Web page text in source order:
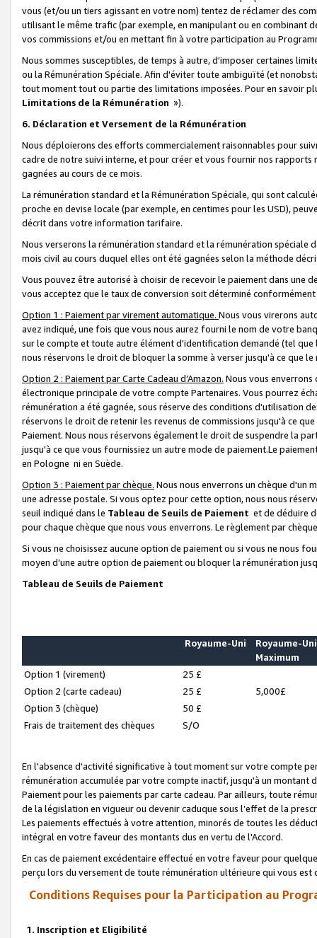
vous (et/ou un tiers agissant en votre nom) tentez de réclamer des
utilisant le même trafic (par exemple, en manipulant ou en combinant
vos commissions et/ou en mettant fin à votre participation au
Nous sommes susceptibles, de temps à autre, d'imposer certaines
ou la Rémunération Spéciale. Afin d'éviter toute ambiguïté (et
tout moment tout ou partie des limitations imposées. Pour en savoir
Limitations de la Rémunération »).
6. Déclaration et Versement de la Rémunération
Nous déploierons des efforts commercialement raisonnables pour
cadre de notre suivi interne, et pour créer et vous fournir nos
gagnées au cours de ce mois.
La rémunération standard et la Rémunération Spéciale, qui sont
proche en devise locale (par exemple, en centimes pour les USD),
décrit dans votre information tarifaire.
Nous verserons la rémunération standard et la rémunération spéciale
mois civil au cours duquel elles ont été gagnées selon la méthode
Vous pouvez être autorisé à choisir de recevoir le paiement dans une
vous acceptez que le taux de conversion soit déterminé
Option 1 : Paiement par virement automatique. Nous vous virerons
avez indiqué, une fois que vous nous aurez fourni le nom de votre
sur le compte et toute autre élément d'identification demandé (tel que
nous réservons le droit de bloquer la somme à verser jusqu'à ce que
Option 2 : Paiement par Carte Cadeau d’Amazon. Nous vous
électronique principale de votre compte Partenaires. Vous pourrez
rémunération a été gagnée, sous réserve des conditions d'utilisation
réservons le droit de retenir les revenus de commissions jusqu'à ce
Paiement. Nous nous réservons également le droit de suspendre la
jusqu'à ce que vous fournissiez un autre mode de paiement.Le
en Pologne ni en Suède.
Option 3 : Paiement par chèque. Nous nous enverrons un chèque d'un
une adresse postale. Si vous optez pour cette option, nous nous
seuil indiqué dans le Tableau de Seuils de Paiement et de déduire
pour chaque chèque que nous vous enverrons. Le règlement par
Si vous ne choisissez aucune option de paiement ou si vous ne nous
moyen d’une autre option de paiement ou bloquer la rémunération
Tableau de Seuils de Paiement
Royaume-Uni
Royaume-Uni
Maximum
Option 1 (virement)
25 £
Option 2 (carte cadeau)
25 £
5,000£
Option 3 (chèque)
50 £
Frais de traitement des chèques
S/O
En l'absence d'activité significative à tout moment sur votre compte
rémunération accumulée par votre compte inactif, jusqu'à un montant
Paiement pour les paiements par carte cadeau. Par ailleurs, toute
de la législation en vigueur ou devenir caduque sous l’effet de la
Les paiements effectués à votre attention, minorés de toutes les
intégral en votre faveur des montants dus en vertu de l'Accord.
En cas de paiement excédentaire effectué en votre faveur pour
perçu lors du versement de toute rémunération ultérieure qui vous est
Conditions Requises pour la Participation au
1. Inscription et Eligibilité